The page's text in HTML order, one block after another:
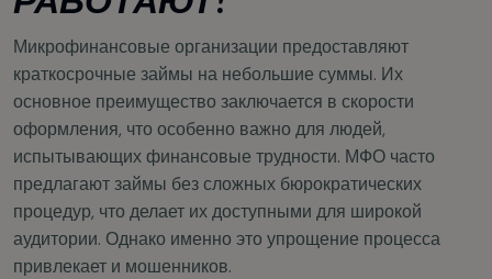
Микрофинансовые организации предоставляют
краткосрочные займы на небольшие суммы. Их
основное преимущество заключается в скорости
оформления, что особенно важно для людей,
испытывающих финансовые трудности. МФО часто
предлагают займы без сложных бюрократических
процедур, что делает их доступными для широкой
аудитории. Однако именно это упрощение процесса
привлекает и мошенников.